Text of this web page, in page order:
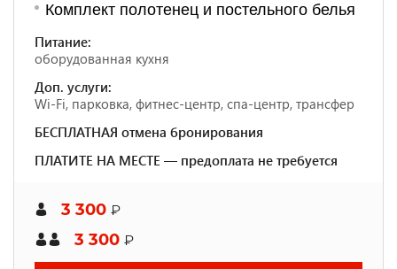
Комплект полотенец и постельного белья
Питание:
оборудованная кухня
Доп. услуги:
Wi-Fi, парковка, фитнес-центр, спа-центр, трансфер
БЕСПЛАТНАЯ отмена бронирования
ПЛАТИТЕ НА МЕСТЕ — предоплата не требуется
3 300 ₽
3 300 ₽